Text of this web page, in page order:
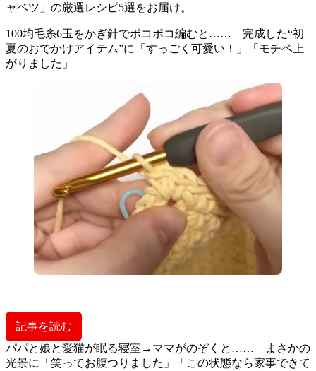
ャベツ」の厳選レシピ5選をお届け。
100均毛糸6玉をかぎ針でポコポコ編むと…… 完成した“初
夏のおでかけアイテム”に「すっごく可愛い！」「モチベ上
がりました」
記事を読む
パパと娘と愛猫が眠る寝室→ママがのぞくと…… まさかの
光景に「笑ってお腹つりました」「この状態なら家事できて